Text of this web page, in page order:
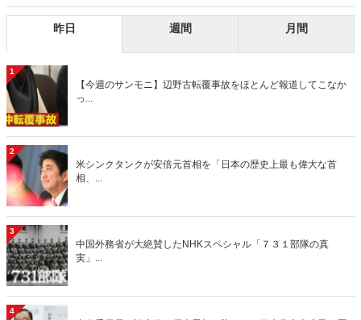
昨日 週間 月間
1
【今週のサンモニ】辺野古転覆事故をほとんど報道してこなか
っ...
2
米シンクタンクが安倍元首相を「日本の歴史上最も偉大な首
相、...
3
中国外務省が大絶賛したNHKスペシャル「７３１部隊の真
実」...
4